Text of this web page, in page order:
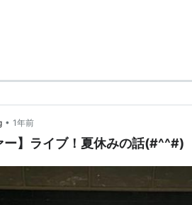
• 1年前
ー】ライブ！夏休みの話(#^^#)